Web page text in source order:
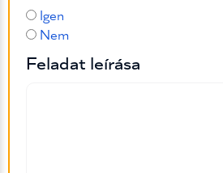
Igen
Nem
Feladat leírása